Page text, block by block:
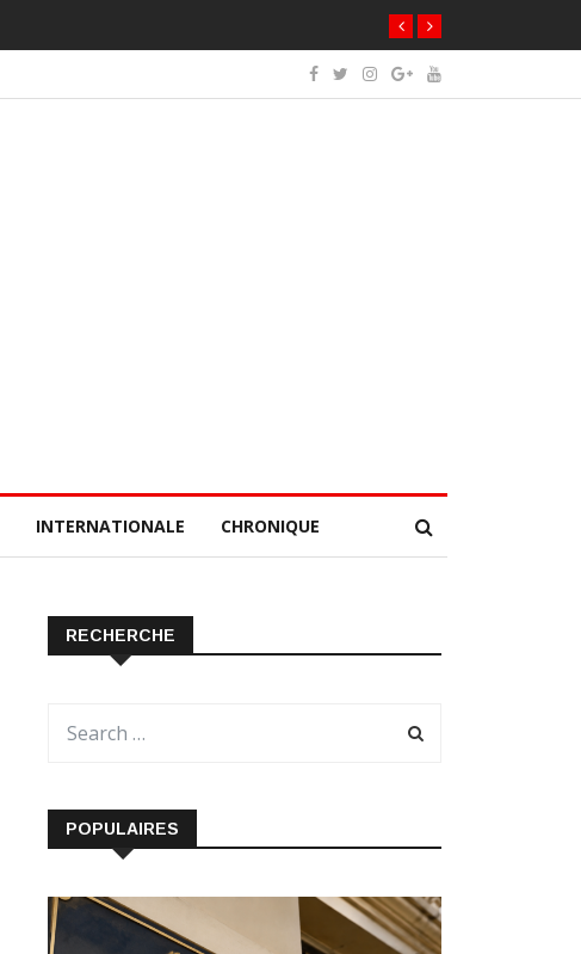
INTERNATIONALE CHRONIQUE
RECHERCHE
POPULAIRES